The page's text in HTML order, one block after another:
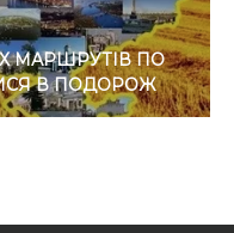
МАРШРУТІВ ПО
В ПОДОРОЖ